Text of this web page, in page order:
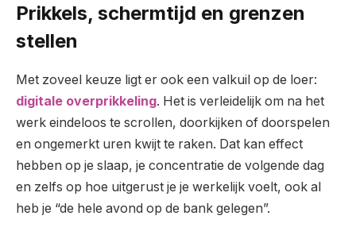
Prikkels, schermtijd en grenzen
stellen
Met zoveel keuze ligt er ook een valkuil op de loer:
digitale overprikkeling. Het is verleidelijk om na het
werk eindeloos te scrollen, doorkijken of doorspelen
en ongemerkt uren kwijt te raken. Dat kan effect
hebben op je slaap, je concentratie de volgende dag
en zelfs op hoe uitgerust je je werkelijk voelt, ook al
heb je “de hele avond op de bank gelegen”.